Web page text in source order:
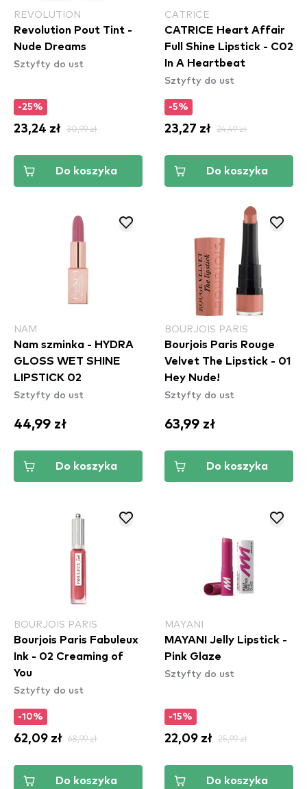
REVOLUTION
Revolution Pout Tint -
Nude Dreams
Sztyfty do ust
-25%
23,24 zł 30,99 zł
Do koszyka
CATRICE
CATRICE Heart Affair
Full Shine Lipstick - C02
In A Heartbeat
Sztyfty do ust
-5%
23,27 zł 24,49 zł
Do koszyka
NAM
Nam szminka - HYDRA
GLOSS WET SHINE
LIPSTICK 02
Sztyfty do ust
44,99 zł
Do koszyka
BOURJOIS PARIS
Bourjois Paris Rouge
Velvet The Lipstick - 01
Hey Nude!
Sztyfty do ust
63,99 zł
Do koszyka
BOURJOIS PARIS
Bourjois Paris Fabuleux
Ink - 02 Creaming of
You
Sztyfty do ust
-10%
62,09 zł 68,99 zł
Do koszyka
MAYANI
MAYANI Jelly Lipstick -
Pink Glaze
Sztyfty do ust
-15%
22,09 zł 25,99 zł
Do koszyka